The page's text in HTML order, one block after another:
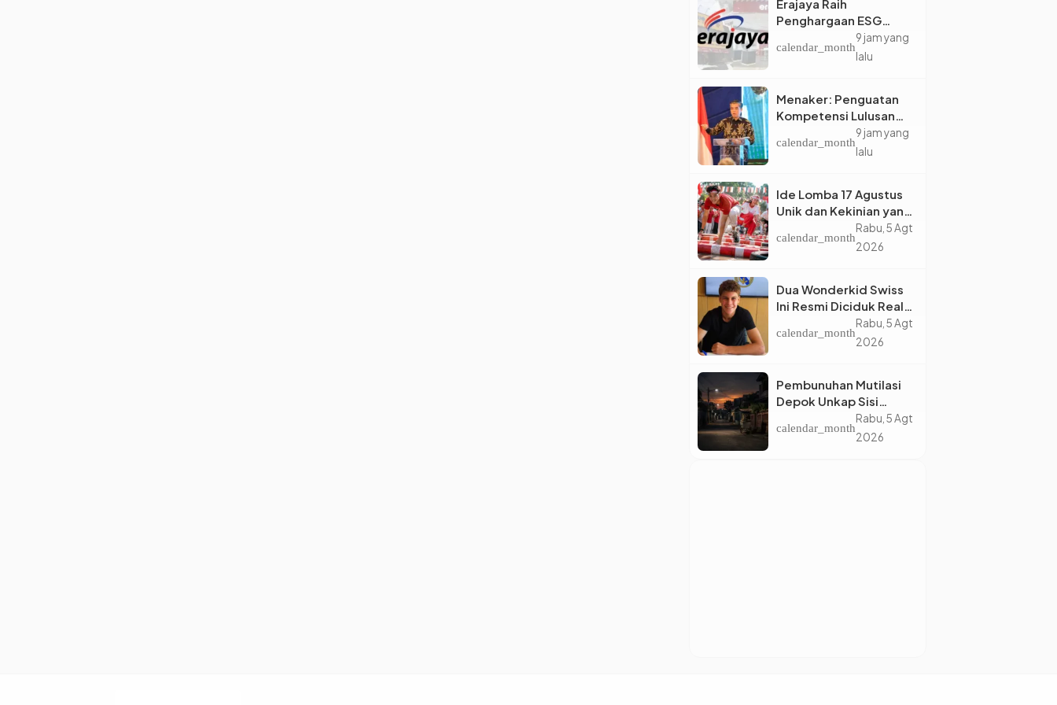
Erajaya Raih
Penghargaan ESG
2026, Perkuat Circular
Economy Lewat
calendar_month
9 jam yang
lalu
Menaker: Penguatan
Kompetensi Lulusan
Perguruan Tinggi Jadi
Kunci Menjawab
calendar_month
9 jam yang
lalu
Ide Lomba 17 Agustus
Unik dan Kekinian yang
Dijamin Bikin Suasana
Makin Pecah
calendar_month
Rabu, 5 Agt
2026
Dua Wonderkid Swiss
Ini Resmi Diciduk Real
Madrid dan Juventus,
Siap Jadi Bintang Baru
calendar_month
Rabu, 5 Agt
2026
Pembunuhan Mutilasi
Depok Unkap Sisi
Gelap Penjual Piscok
Berdarah Dingin
calendar_month
Rabu, 5 Agt
2026